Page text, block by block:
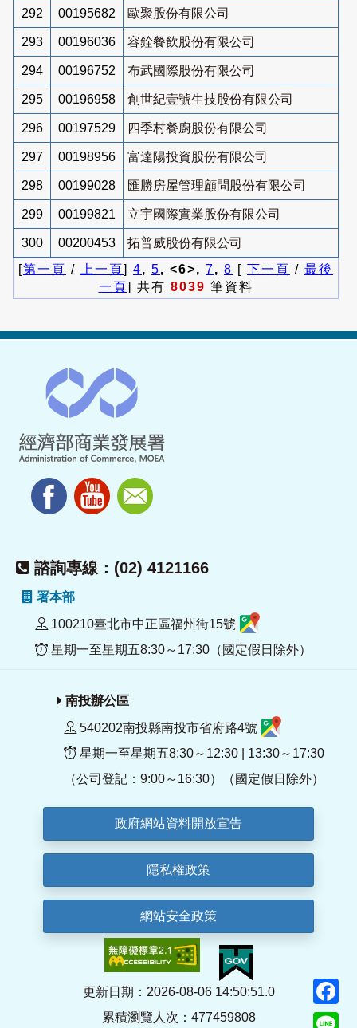
292 00195682 歐聚股份有限公司
293 00196036 容銓餐飲股份有限公司
294 00196752 布武國際股份有限公司
295 00196958 創世紀壹號生技股份有限公司
296 00197529 四季村餐廚股份有限公司
297 00198956 富達陽投資股份有限公司
298 00199028 匯勝房屋管理顧問股份有限公司
299 00199821 立宇國際實業股份有限公司
300 00200453
拓普威股份有限公司
[第一頁 / 上一頁] 4, 5, <6>, 7, 8 [ 下一頁 / 最後
一頁] 共有 8039 筆資料
諮詢專線：(02) 4121166
署本部
100210臺北市中正區福州街15號
星期一至星期五8:30～17:30（國定假日除外）
南投辦公區
540202南投縣南投市省府路4號
星期一至星期五8:30～12:30 | 13:30～17:30
（公司登記：9:00～16:30）（國定假日除外）
政府網站資料開放宣告
隱私權政策
網站安全政策
更新日期：2026-08-06 14:50:51.0
累積瀏覽人次：477459808